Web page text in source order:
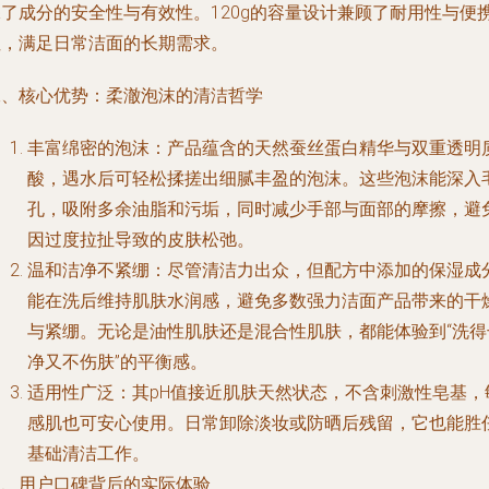
成分的安全性与有效性。120g的容量设计兼顾了耐用性与便
满足日常洁面的长期需求。
核心优势：柔澈泡沫的清洁哲学
丰富绵密的泡沫：产品蕴含的天然蚕丝蛋白精华与双重透明
酸，遇水后可轻松揉搓出细腻丰盈的泡沫。这些泡沫能深入
孔，吸附多余油脂和污垢，同时减少手部与面部的摩擦，避
因过度拉扯导致的皮肤松弛。
温和洁净不紧绷：尽管清洁力出众，但配方中添加的保湿成
能在洗后维持肌肤水润感，避免多数强力洁面产品带来的干
与紧绷。无论是油性肌肤还是混合性肌肤，都能体验到“洗
净又不伤肤”的平衡感。
适用性广泛：其pH值接近肌肤天然状态，不含刺激性皂基，
感肌也可安心使用。日常卸除淡妆或防晒后残留，它也能胜
基础清洁工作。
用户口碑背后的实际体验